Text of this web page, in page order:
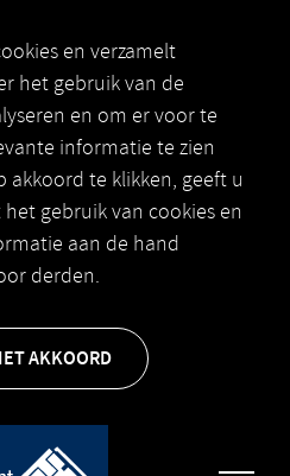
en verzamelt
het gebruik van de
en om er voor te
informatie te zien
akkoord te klikken, geeft u
gebruik van cookies en
aan de hand
derden.
AKKOORD